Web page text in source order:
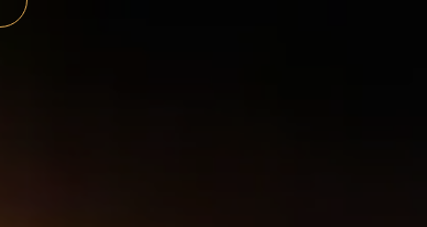
Panneau de gestion des cookies